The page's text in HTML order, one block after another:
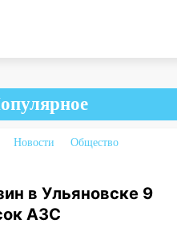
Новости
Общество
в Ульяновске 9
АЗС